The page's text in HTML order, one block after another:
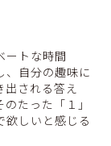
ートな時間
、自分の趣味に
出される答え
たった「１」
欲しいと感じる